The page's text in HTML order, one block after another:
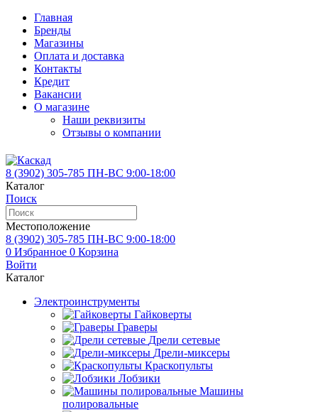
Главная
Бренды
Магазины
Оплата и доставка
Контакты
Кредит
Вакансии
О магазине
Наши реквизиты
Отзывы о компании
8 (3902) 305-785 ПН-ВС 9:00-18:00
Каталог
Поиск
Местоположение
8 (3902) 305-785 ПН-ВС 9:00-18:00
0 Избранное 0 Корзина
Войти
Каталог
Электроинструменты
Гайковерты
Граверы
Дрели сетевые
Дрели-миксеры
Краскопульты
Лобзики
Машины
полировальные